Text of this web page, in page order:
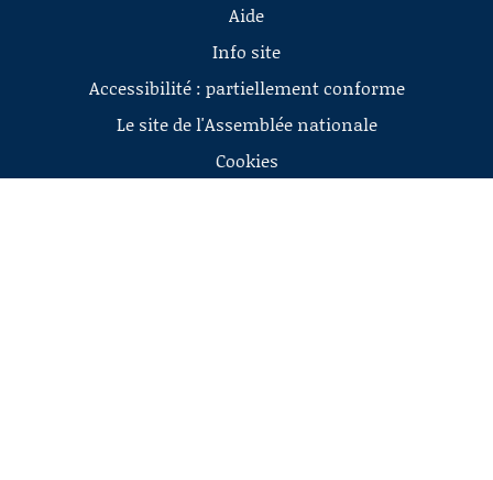
Aide
Info site
Accessibilité : partiellement conforme
Le site de l'Assemblée nationale
Cookies